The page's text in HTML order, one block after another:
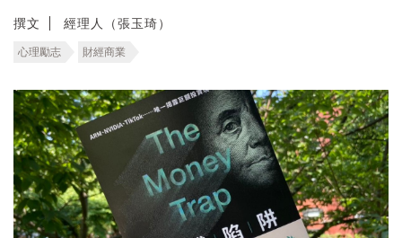
撰文 經理人（張玉琦）
心理勵志 財經商業